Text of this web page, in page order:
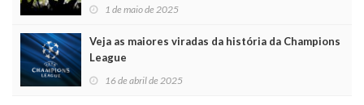
1 de maio de 2025
Veja as maiores viradas da história da Champions
League
16 de abril de 2025